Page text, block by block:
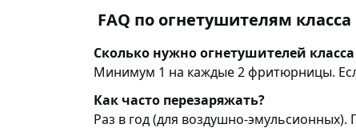
FAQ по огнетушителям класса
Сколько нужно огнетушителей
Минимум 1 на каждые 2 фритюрницы.
Как часто перезаряжать?
Раз в год (для воздушно-